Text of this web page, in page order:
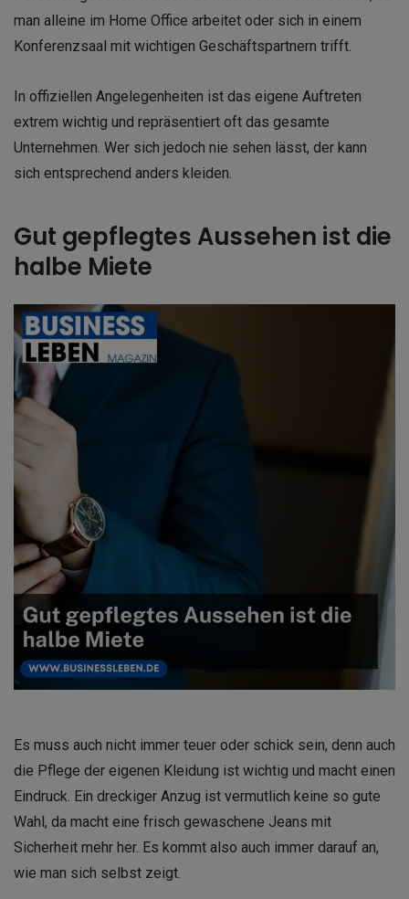
man alleine im Home Office arbeitet oder sich in einem
Konferenzsaal mit wichtigen Geschäftspartnern trifft.
In offiziellen Angelegenheiten ist das eigene Auftreten
extrem wichtig und repräsentiert oft das gesamte
Unternehmen. Wer sich jedoch nie sehen lässt, der kann
sich entsprechend anders kleiden.
Gut gepflegtes Aussehen ist die
halbe Miete
Es muss auch nicht immer teuer oder schick sein, denn auch
die Pflege der eigenen Kleidung ist wichtig und macht einen
Eindruck. Ein dreckiger Anzug ist vermutlich keine so gute
Wahl, da macht eine frisch gewaschene Jeans mit
Sicherheit mehr her. Es kommt also auch immer darauf an,
wie man sich selbst zeigt.